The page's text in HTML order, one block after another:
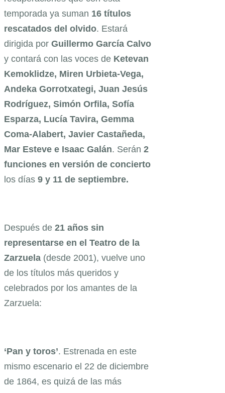
temporada ya suman 16 títulos
rescatados del olvido. Estará
dirigida por Guillermo García Calvo
y contará con las voces de Ketevan
Kemoklidze, Miren Urbieta-Vega,
Andeka Gorrotxategi, Juan Jesús
Rodríguez, Simón Orfila, Sofía
Esparza, Lucía Tavira, Gemma
Coma-Alabert, Javier Castañeda,
Mar Esteve e Isaac Galán. Serán 2
funciones en versión de concierto
los días 9 y 11 de septiembre.
Después de 21 años sin
representarse en el Teatro de la
Zarzuela (desde 2001), vuelve uno
de los títulos más queridos y
celebrados por los amantes de la
Zarzuela:
‘Pan y toros’. Estrenada en este
mismo escenario el 22 de diciembre
de 1864, es quizá de las más